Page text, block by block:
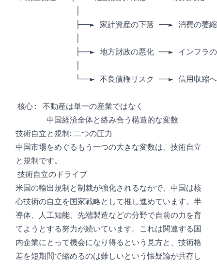
技術自立と規制: 二つの圧力
中国市場をめぐるもう一つの大きな変数は、技術自立
と規制です。
技術自立のドライブ
米国の輸出規制と制裁が強化されるなかで、中国は核
心技術の自立を国家戦略として推し進めています。半
導体、人工知能、先端製造などの分野で自前の力を育
てようとする努力が続いています。これは関連する国
内企業にとって機会になり得るという見方と、技術格
差を短期間で縮めるのは難しいという懐疑論が共存し